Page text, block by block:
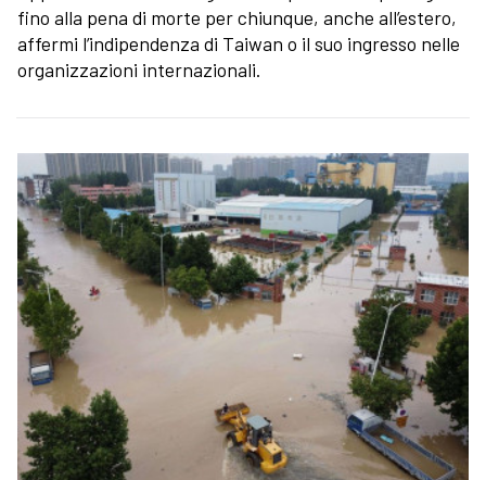
fino alla pena di morte per chiunque, anche all’estero,
affermi l’indipendenza di Taiwan o il suo ingresso nelle
organizzazioni internazionali.